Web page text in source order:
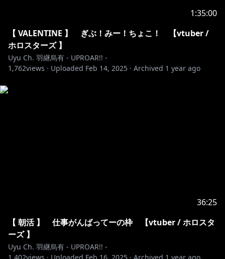
1:35:00
【 VALENTINE 】 ぎぶ！みー！ちょこ！ 【vtuber /
ホロスターズ 】
Uyu Ch. 羽継烏有 - UPROAR!! -
1,762views · Uploaded Feb 14, 2025 · Archived 1 year ago
36:25
【 朝活 】 仕事がんばってーの枠 【vtuber / ホロスタ
ーズ 】
Uyu Ch. 羽継烏有 - UPROAR!! -